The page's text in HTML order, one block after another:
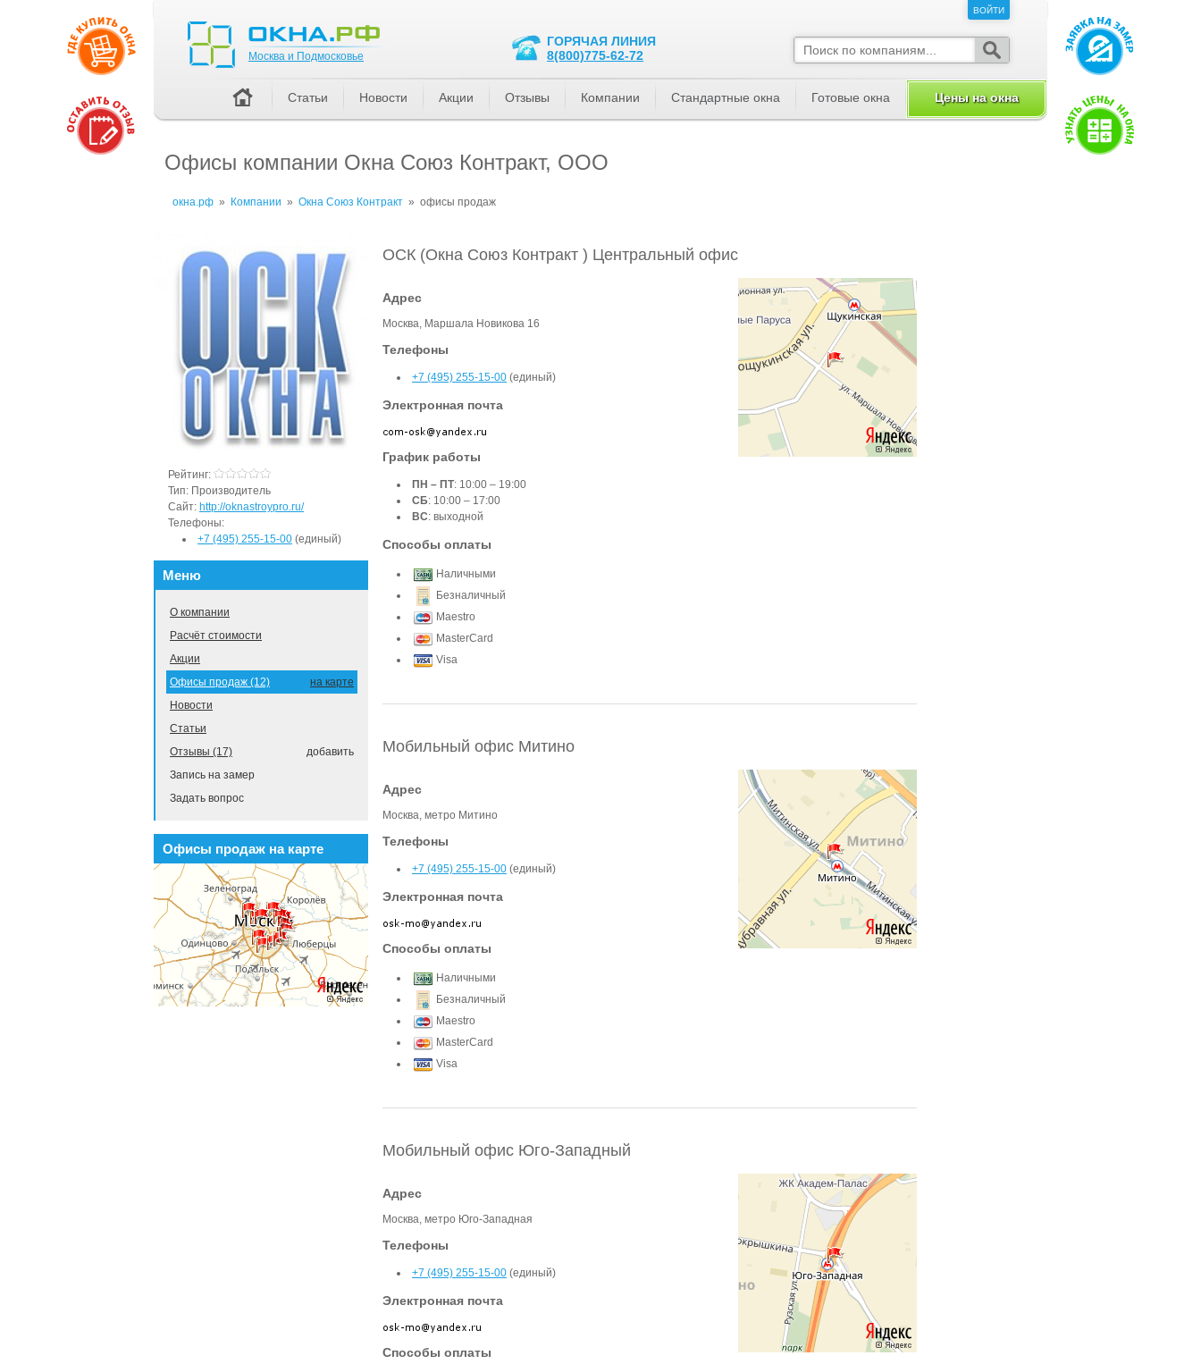
Офисы компании Окна Союз Контракт, ООО
окна.рф » Компании » Окна Союз Контракт » офисы продаж
ОСК (Окна Союз Контракт ) Центральный офис
Адрес
Москва, Маршала Новикова 16
Телефоны
+7 (495) 255-15-00 (единый)
Электронная почта
График работы
ПН – ПТ: 10:00 – 19:00
СБ: 10:00 – 17:00
ВС: выходной
Способы оплаты
Наличными
Безналичный
Maestro
MasterCard
Visa
Мобильный офис Митино
Адрес
Москва, метро Митино
Телефоны
+7 (495) 255-15-00 (единый)
Электронная почта
Способы оплаты
Наличными
Безналичный
Maestro
MasterCard
Visa
Мобильный офис Юго-Западный
Адрес
Москва, метро Юго-Западная
Телефоны
+7 (495) 255-15-00 (единый)
Электронная почта
Способы оплаты
Рейтинг:
Тип: Производитель
Сайт: http://oknastroypro.ru/
Телефоны:
+7 (495) 255-15-00 (единый)
Меню
О компании
Расчёт стоимости
Акции
на карте
Офисы продаж (12)
Новости
Статьи
добавить
Отзывы (17)
Запись на замер
Задать вопрос
Офисы продаж на карте
ВОЙТИ
Москва и Подмосковье
ГОРЯЧАЯ ЛИНИЯ
8(800)775-62-72
Статьи Новости Акции Отзывы Компании Стандартные окна Готовые окна Цены на окна
ВОЙТИ